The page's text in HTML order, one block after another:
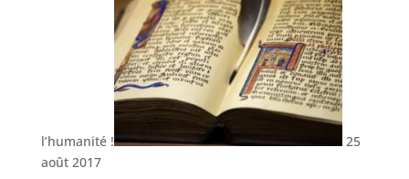
l’humanité !
25
août 2017